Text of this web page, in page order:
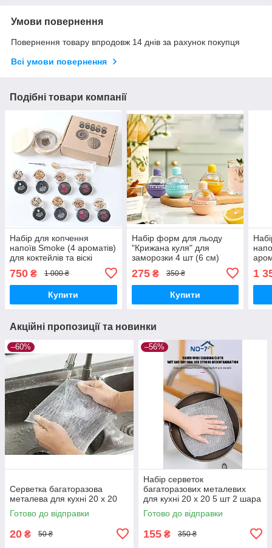
Умови повернення
Повернення товару впродовж 14 днів за рахунок покупця
Всі умови повернення
Подібні товари компанії
Набір для копчення
напоїв Smoke (4 ароматів)
для коктейлів та віскі
750 ₴ 1 000 ₴
Купити
Набір форм для льоду
"Крижана куля" для
заморозки 4 шт (6 см)
275₴ 350 ₴
Купити
1
Акційні пропозиції та новинки
–60%
Серветка багаторазова
металева для кухні 20 х 20
Готово до відправки
20 ₴ 50 ₴
–56%
Набір серветок
багаторазових металевих
для кухні 20 х 20 5 шт 2 шара
Готово до відправки
155 ₴ 350 ₴